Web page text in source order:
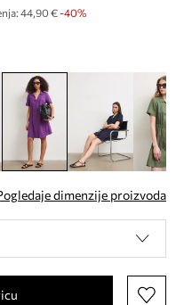
44,90 € -40%
dimenzije proizvoda